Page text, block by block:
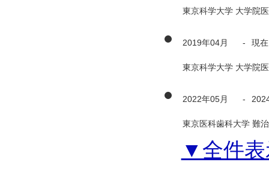
東京科学大学 大学院
2019年04月 - 現在
東京科学大学 大学院
2022年05月 -
東京医科歯科大学 難
▼全件表